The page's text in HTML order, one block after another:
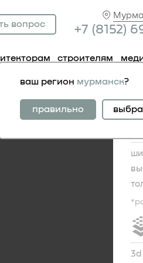
+7 (81 52)
вопрос
строителям
ваш регион мурманск?
правильно
1.60.015